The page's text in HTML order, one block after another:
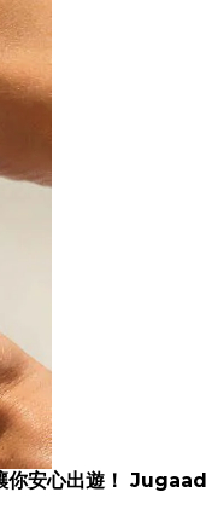
安心出遊！ Jugaad